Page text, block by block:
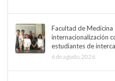
Facultad de Medicina
internacionalización
estudiantes de
6 de agosto, 2026